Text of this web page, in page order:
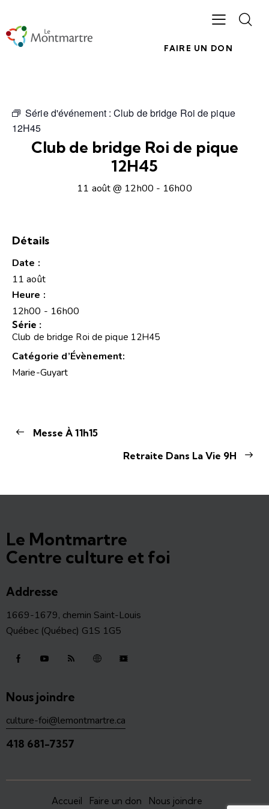
FAIRE UN DON
Série d'événement :Club de bridge Roi de pique
12H45
Club de bridge Roi de pique
12H45
11 août @ 12h00 - 16h00
Détails
Date :
11 août
Heure :
12h00 - 16h00
Série :
Club de bridge Roi de pique 12H45
Catégorie d’Évènement:
Marie-Guyart
Messe À 11h15
Retraite Dans La Vie 9H
Le Montmartre
Centre culture et foi
Addresse
1669-1679, chemin Saint-Louis
Québec (Québec) G1S 1G5
Nous joindre
culture-foi@lemontmartre.ca
418 681-7357
Accueil Faire un don Nous joindre